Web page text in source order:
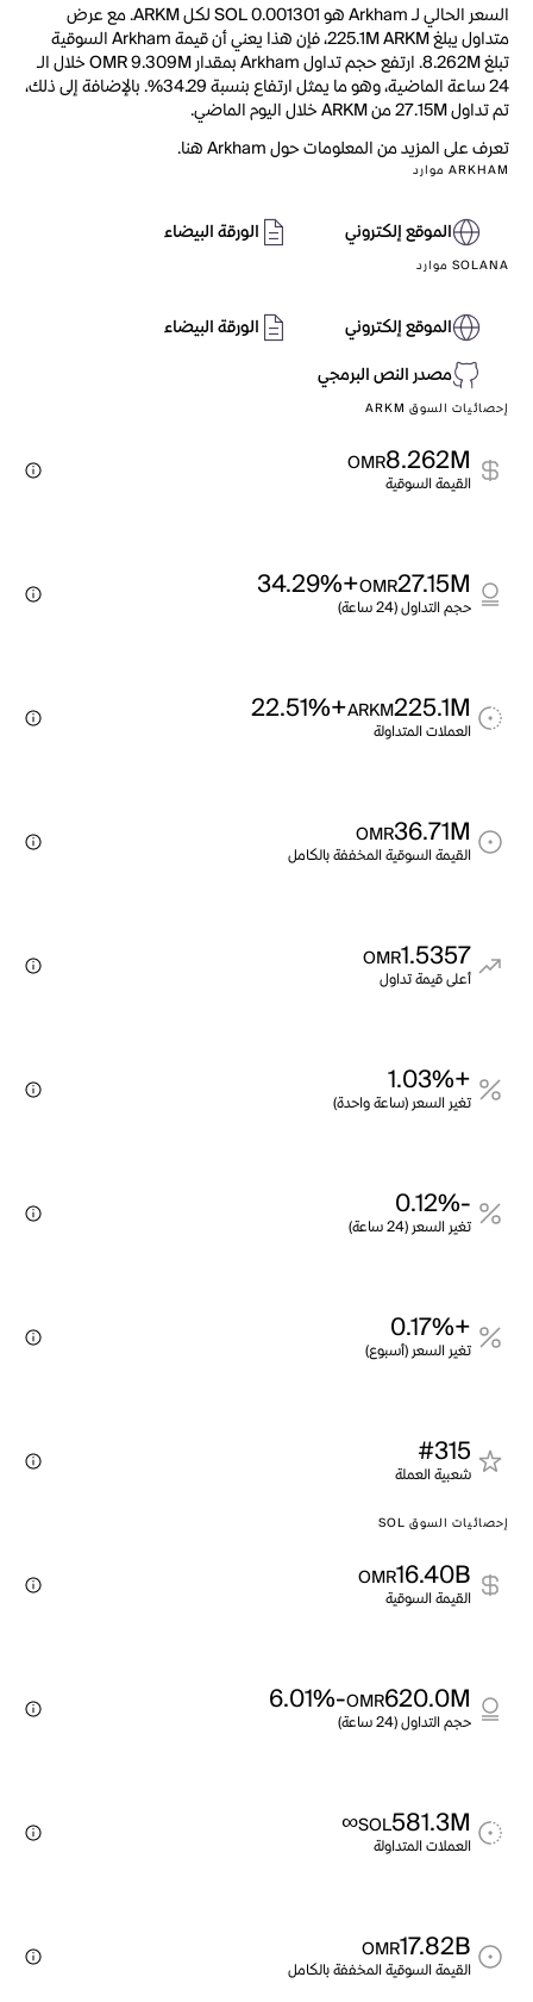
السعر الحالي لـ Arkham هو SOL 0.001301 لكل ARKM. مع عرض
متداول يبلغ 225.1M ARKM، فإن هذا يعني أن قيمة Arkham السوقية
تبلغ 8.262M. ارتفع حجم تداول Arkham بمقدار OMR 9.309M خلال الـ
24 ساعة الماضية، وهو ما يمثل ارتفاع بنسبة 34.29%. بالإضافة إلى ذلك،
تم تداول 27.15M من ARKM خلال اليوم الماضي.
تعرف على المزيد من المعلومات حول Arkham هنا.
ARKHAM موارد
الموقع إلكتروني الورقة البيضاء
SOLANA موارد
الموقع إلكتروني
الورقة البيضاء
مصدر النص البرمجي
إحصائيات السوق ARKM
8.262M
OMR
القيمة السوقية
27.15M
OMR
+34.29%
حجم التداول (24 ساعة)
225.1M
ARKM
+22.51%
العملات المتداولة
36.71M
OMR
القيمة السوقية المخففة بالكامل
1.5357
OMR
أعلى قيمة تداول
+1.03%
تغير السعر (ساعة واحدة)
-0.12%
تغير السعر (24 ساعة)
+0.17%
تغير السعر (أسبوع)
#315
شعبية العملة
إحصائيات السوق SOL
16.40B
OMR
القيمة السوقية
620.0M
OMR
-6.01%
حجم التداول (24 ساعة)
581.3M
SOL
∞
العملات المتداولة
17.82B
OMR
القيمة السوقية المخففة بالكامل